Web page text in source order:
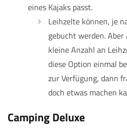
eines Kajaks passt.
Leihzelte können, je
gebucht werden.
kleine Anzahl an
diese Option einmal
zur Verfügung, dann
doch etwas machen
Camping Deluxe